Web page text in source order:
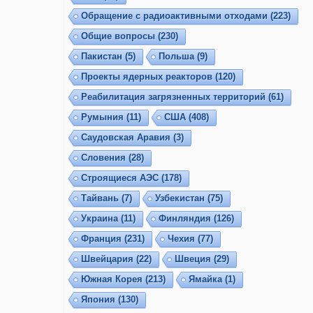
Обращение с радиоактивными отходами (223)
Общие вопросы (230)
Пакистан (5) Польша (9)
Проекты ядерных реакторов (120)
Реабилитация загрязненных территорий (61)
Румыния (11) США (408)
Саудовская Аравия (3)
Словения (28)
Строящиеся АЭС(178)
Тайвань (7) Узбекистан (75)
Украина (11) Финляндия (126)
Франция (231) Чехия (77)
Швейцария (22) Швеция (29)
Южная Корея (213) Ямайка (1)
Япония (130)